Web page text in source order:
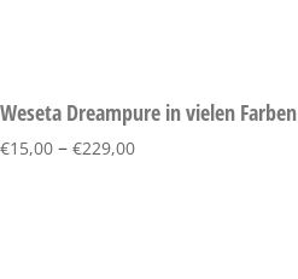
Weseta Dreampure in vielen Farben
€15,00 – €229,00